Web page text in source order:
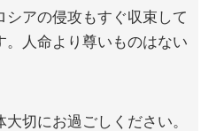
シアの侵攻もすぐ収束して
。人命より尊いものはない
切にお過ごしください。